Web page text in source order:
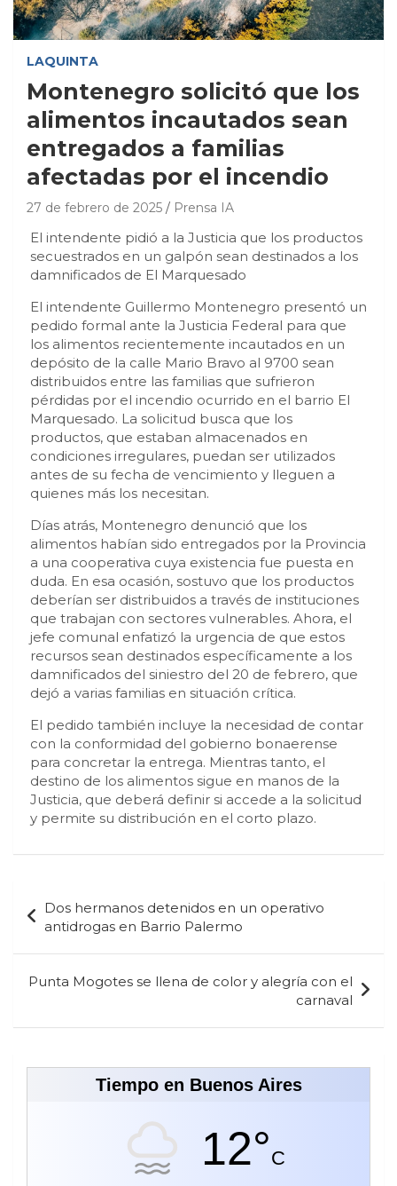
LAQUINTA
Montenegro solicitó que los
alimentos incautados sean
entregados a familias
afectadas por el incendio
27 de febrero de 2025 Prensa IA
El intendente pidió a la Justicia que los productos
secuestrados en un galpón sean destinados a los
damnificados de El Marquesado
El intendente Guillermo Montenegro presentó un
pedido formal ante la Justicia Federal para que
los alimentos recientemente incautados en un
depósito de la calle Mario Bravo al 9700 sean
distribuidos entre las familias que sufrieron
pérdidas por el incendio ocurrido en el barrio El
Marquesado. La solicitud busca que los
productos, que estaban almacenados en
condiciones irregulares, puedan ser utilizados
antes de su fecha de vencimiento y lleguen a
quienes más los necesitan.
Días atrás, Montenegro denunció que los
alimentos habían sido entregados por la Provincia
a una cooperativa cuya existencia fue puesta en
duda. En esa ocasión, sostuvo que los productos
deberían ser distribuidos a través de instituciones
que trabajan con sectores vulnerables. Ahora, el
jefe comunal enfatizó la urgencia de que estos
recursos sean destinados específicamente a los
damnificados del siniestro del 20 de febrero, que
dejó a varias familias en situación crítica.
El pedido también incluye la necesidad de contar
con la conformidad del gobierno bonaerense
para concretar la entrega. Mientras tanto, el
destino de los alimentos sigue en manos de la
Justicia, que deberá definir si accede a la solicitud
y permite su distribución en el corto plazo.
de
entradas
Dos hermanos detenidos en un operativo
antidrogas en Barrio Palermo
Punta Mogotes se llena de color y alegría con el
carnaval
Tiempo en Buenos Aires
12°C